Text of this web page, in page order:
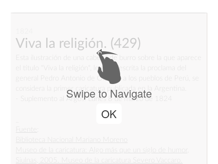
Viva la religión. (429)
Esta ilustración de una cabeza de burro sobre la que aparece
el título "Viva la religión", le sigue escrita la proclama del
general Pedro Antonio de Olañeta a los pueblos de Perú, se
considera la primer caricatura publicada en la Argentina.
- Suplemento al Argos. Lunes 8 de marzo de 1824
Swipe to Navigate
OK